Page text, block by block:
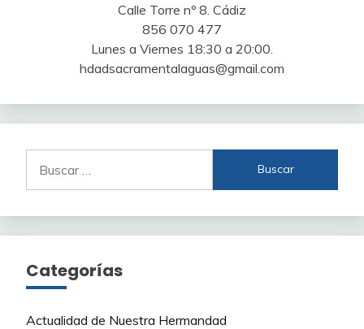
Calle Torre nº 8. Cádiz
856 070 477
Lunes a Viernes 18:30 a 20:00.
hdadsacramentalaguas@gmail.com
Categorías
Actualidad de Nuestra Hermandad